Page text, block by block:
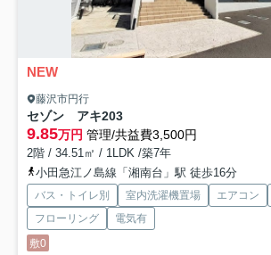
NEW
藤沢市円行
セゾン アキ203
9.85万円 管理/共益費3,500円
2階 / 34.51㎡ / 1LDK /築7年
小田急江ノ島線「湘南台」駅 徒歩16分
バス・トイレ別 室内洗濯機置場 エアコン
フローリング
電気有
敷0